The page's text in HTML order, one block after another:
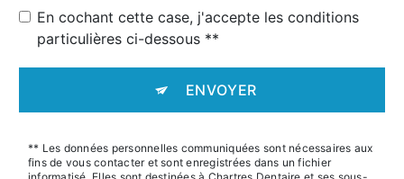
En cochant cette case, j'accepte les conditions
particulières ci-dessous **
ENVOYER
** Les données personnelles communiquées sont nécessaires aux
fins de vous contacter et sont enregistrées dans un fichier